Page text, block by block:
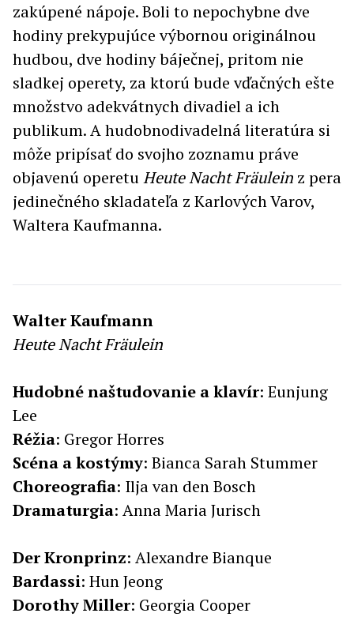
zakúpené nápoje. Boli to nepochybne dve
hodiny prekypujúce výbornou originálnou
hudbou, dve hodiny báječnej, pritom nie
sladkej operety, za ktorú bude vďačných ešte
množstvo adekvátnych divadiel a ich
publikum. A hudobnodivadelná literatúra si
môže pripísať do svojho zoznamu práve
objavenú operetuHeute Nacht Fräulein z pera
jedinečného skladateľa z Karlových Varov,
Waltera Kaufmanna.
WalterKaufmann
Heute Nacht Fräulein
Hudobnénaštudovanie aklavír: Eunjung
Lee
Réžia: Gregor Horres
Scéna akostýmy: Bianca Sarah Stummer
Choreografia: Ilja van den Bosch
Dramaturgia: Anna Maria Jurisch
DerKronprinz: Alexandre Bianque
Bardassi: Hun Jeong
DorothyMiller: Georgia Cooper